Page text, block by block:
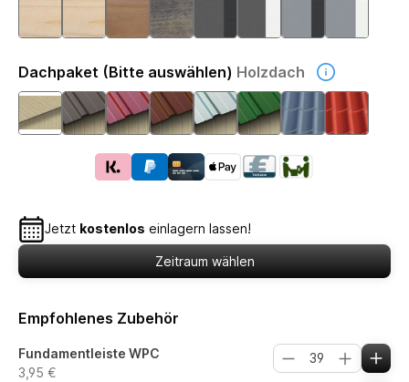
Dachpaket (Bitte auswählen) Holzdach
Jetzt kostenlos einlagern lassen!
Zeitraum wählen
Empfohlenes Zubehör
Fundamentleiste WPC
3,95 €